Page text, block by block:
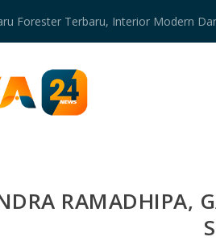
Forester Terbaru, Interior Modern
RAMADHIPA,